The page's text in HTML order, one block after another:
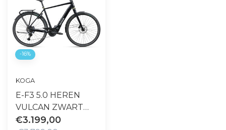
-16%
KOGA
E-F3 5.0 HEREN
VULCAN ZWART
GLOSS 10-SPEED
€3.199,00